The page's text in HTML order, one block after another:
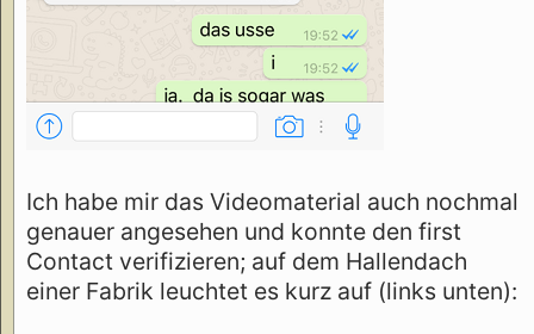
Ich habe mir das Videomaterial auch nochmal
genauer angesehen und konnte den first
Contact verifizieren; auf dem Hallendach
einer Fabrik leuchtet es kurz auf (links unten):